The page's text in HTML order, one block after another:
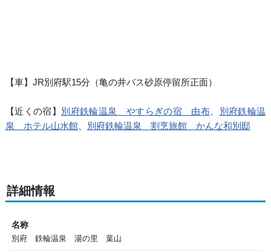
【車】JR別府駅15分（亀の井バス砂原停留所正面）
【近くの宿】 別府鉄輪温泉 やすらぎの宿 由布
別府鉄輪温
泉 ホテル山水館、 別府鉄輪温泉 割烹旅館 かんな和別邸
詳細情報
名称
別府 鉄輪温泉 湯の里 葉山